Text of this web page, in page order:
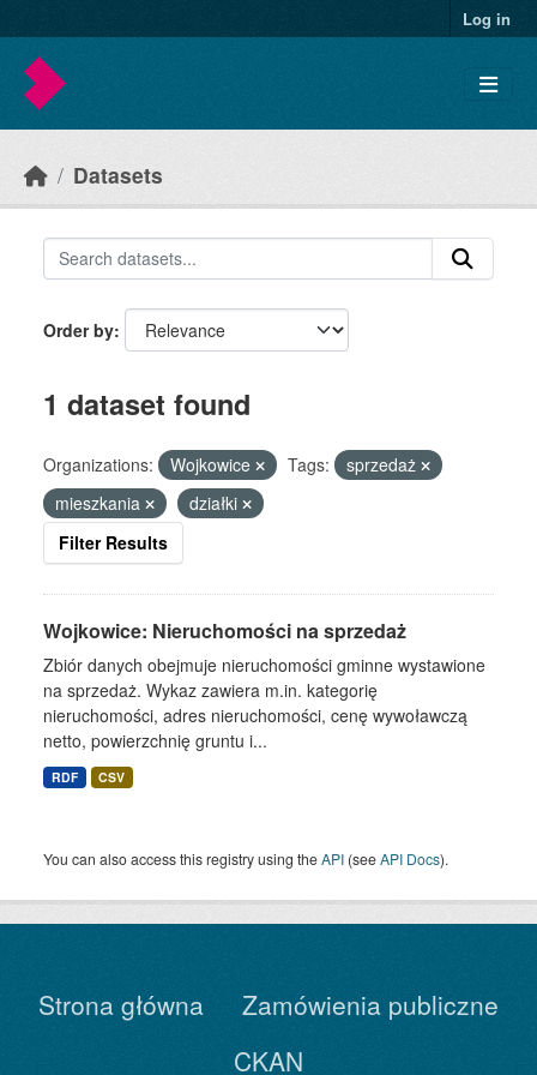
Log in
Datasets
Order by
1 dataset found
Organizations: Wojkowice Tags:
sprzedaż
mieszkania
działki
Filter Results
Wojkowice: Nieruchomości na sprzedaż
Zbiór danych obejmuje nieruchomości gminne wystawione
na sprzedaż. Wykaz zawiera m.in. kategorię
nieruchomości, adres nieruchomości, cenę wywoławczą
netto, powierzchnię gruntu i...
RDF CSV
You can also access this registry using theAPI (seeAPI Docs).
Strona główna
Zamówienia publiczne
CKAN